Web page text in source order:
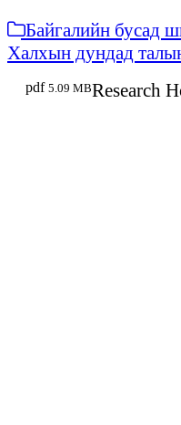
Байгалийн бусад
Халхын дундад
pdf 5.09 MBResearch